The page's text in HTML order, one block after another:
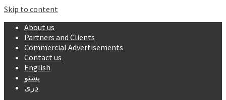
Skip to content
About us
Partners and Clients
Commercial Advertisements
Contact us
English
پشتو
دری